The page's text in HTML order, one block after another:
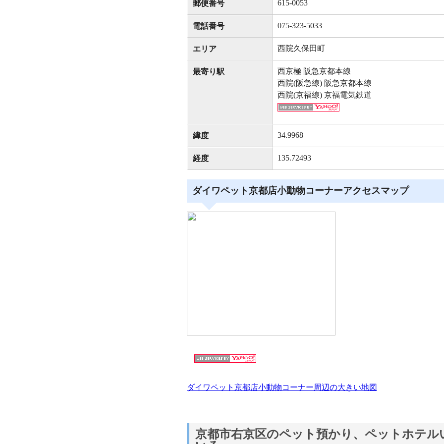
郵便番号 615-0053
電話番号 075-323-5033
エリア 西院久保田町
最寄り駅
西京極 阪急京都本線
西院(阪急線) 阪急京都本線
西院(京福線) 京福電気鉄道
緯度 34.9968
経度 135.72493
ダイワペット京都店小動物コーナーアクセスマップ
ダイワペット京都店小動物コーナー周辺の大きい地図
京都市右京区のペット預かり、ペットホテル